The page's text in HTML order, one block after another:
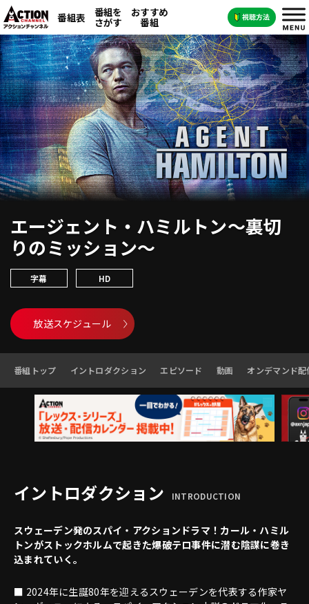
番組表 番組を
さがす
おすすめ
番組
エージェント・ハミルトン～裏切
りのミッション～
字幕 HD
放送スケジュール
番組トップ イントロダクション エピソード 動画 オンデマンド配
イントロダクション INTRODUCTION
スウェーデン発のスパイ・アクションドラマ！カール・ハミル
トンがストックホルムで起きた爆破テロ事件に潜む陰謀に巻き
込まれていく。
■ 2024年に生誕80年を迎えるスウェーデンを代表する作家ヤ